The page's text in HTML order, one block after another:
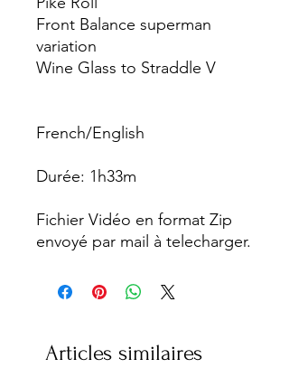
Front Balance superman
variation
Wine Glass to Straddle V
French/English
Durée: 1h33m
Fichier Vidéo en format Zip
envoyé par mail à telecharger.
Articles similaires